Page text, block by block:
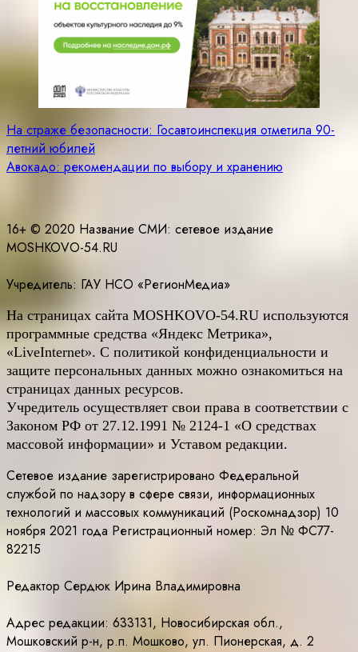
Навигация
по
На страже безопасности: Госавтоинспекция отметила 90-
летний юбилей
Авокадо: рекомендации по выбору и хранению
16+ © 2020 Название СМИ: cетевое издание
MOSHKOVO-54.RU
Учредитель: ГАУ НСО «РегионМедиа»
На страницах сайта MOSHKOVO-54.RU используются
программные средства «Яндекс Метрика»,
«LiveInternet». С политикой конфиденциальности и
защите персональных данных можно ознакомиться на
страницах данных ресурсов.
Учредитель осуществляет свои права в соответствии с
Законом РФ от 27.12.1991 № 2124-1 «О средствах
массовой информации» и Уставом редакции.
Сетевое издание зарегистрировано Федеральной
службой по надзору в сфере связи, информационных
технологий и массовых коммуникаций (Роскомнадзор) 10
ноября 2021 года Регистрационный номер: Эл № ФС77-
82215
Редактор Сердюк Ирина Владимировна
Адрес редакции: 633131, Новосибирская обл.,
Мошковский р-н, р.п. Мошково, ул. Пионерская, д. 2